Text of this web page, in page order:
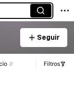
Seguir
Filtros